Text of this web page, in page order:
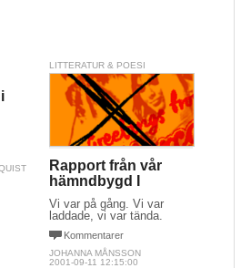
LITTERATUR & POESI
Rapport från vår
hämndbygd I
Vi var på gång. Vi var
laddade, vi var tända.
Kommentarer
JOHANNA MÅNSSON
2001-09-11 12:15:00